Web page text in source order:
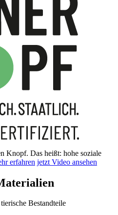
Knopf. Das heißt: hohe soziale
erfahren jetzt Video ansehen
Bestandteile